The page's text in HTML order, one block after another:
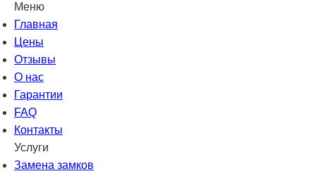
Меню
Главная
Цены
Отзывы
О нас
Гарантии
FAQ
Контакты
Услуги
Замена замков